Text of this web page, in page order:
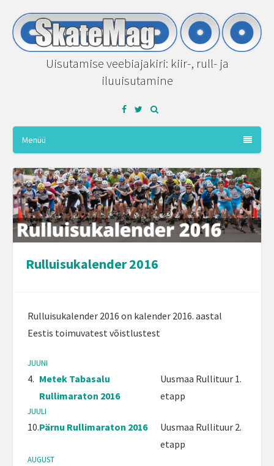
Uisutamise veebiajakiri: kiir-, rull- ja
iluuisutamine
Facebook
Twitter
Menüü
Rulluisukalender 2016
Rulluisukalender 2016 on kalender 2016. aastal
Eestis toimuvatest võistlustest
JUUNI
4. Metek Tabasalu
Rullimaraton 2016
Uusmaa Rullituur 1.
etapp
JUULI
10.Pärnu Rullimaraton 2016
Uusmaa Rullituur 2.
etapp
AUGUST